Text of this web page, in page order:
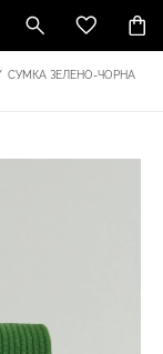
СУМКА ЗЕЛЕНО-ЧОРНА